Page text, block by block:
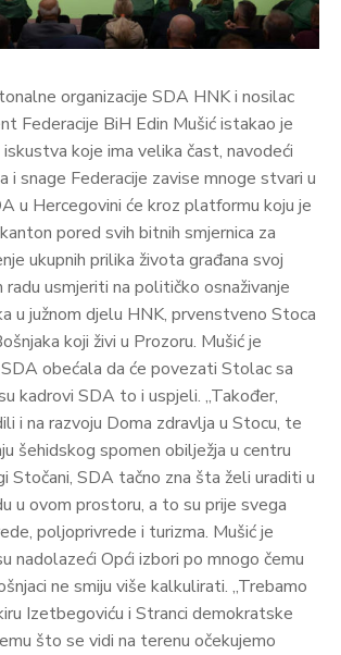
organizacije SDA HNK i nosilac
Federacije BiH Edin Mušić istakao je
koje ima velika čast, navodeći
i snage Federacije zavise mnoge stvari u
u Hercegovini će kroz platformu koju je
pored svih bitnih smjernica za
ukupnih prilika života građana svoj
radu usmjeriti na političko osnaživanje
u južnom djelu HNK, prvenstveno Stoca
koji živi u Prozoru. Mušić je
obećala da će povezati Stolac sa
kadrovi SDA to i uspjeli. „Također,
i na razvoju Doma zdravlja u Stocu, te
šehidskog spomen obilježja u centru
Stočani, SDA tačno zna šta želi uraditi u
u ovom prostoru, a to su prije svega
poljoprivrede i turizma. Mušić je
nadolazeći Opći izbori po mnogo čemu
ne smiju više kalkulirati. „Trebamo
Izetbegoviću i Stranci demokratske
što se vidi na terenu očekujemo